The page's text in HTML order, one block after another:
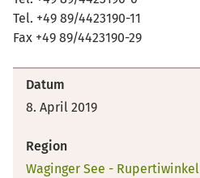
Tel. +49 89/4423190-11
Fax +49 89/4423190-29
Datum
8. April 2019
Region
Waginger See - Rupertiwinkel